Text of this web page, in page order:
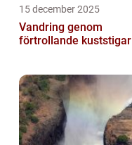
15 december 2025
Vandring genom
förtrollande kuststigar